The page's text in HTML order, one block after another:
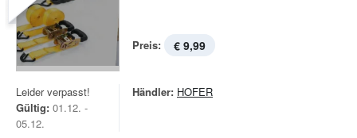
Preis: € 9,99
Leider verpasst!
Gültig: 01.12. -
05.12.
Händler: HOFER